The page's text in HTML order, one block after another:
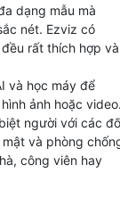
có thể thấy
số các
điều này
ezviz rất
dạng mẫu mà
nét. Ezviz có
rất thích hợp và
và học máy để
ảnh hoặc
người với các
và phòng
công viên hay